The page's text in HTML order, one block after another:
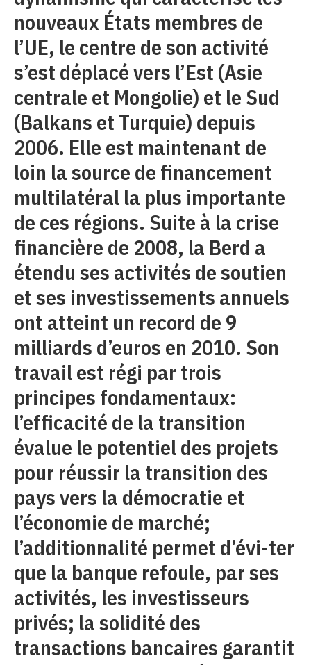
nouveaux États membres de
l’UE, le centre de son activité
s’est déplacé vers l’Est (Asie
centrale et Mongolie) et le Sud
(Balkans et Turquie) depuis
2006. Elle est maintenant de
loin la source de financement
multilatéral la plus importante
de ces régions. Suite à la crise
financière de 2008, la Berd a
étendu ses activités de soutien
et ses investissements annuels
ont atteint un record de 9
milliards d’euros en 2010. Son
travail est régi par trois
principes fondamentaux:
l’efficacité de la transition
évalue le potentiel des projets
pour réussir la transition des
pays vers la démocratie et
l’économie de marché;
l’additionnalité permet d’évi-ter
que la banque refoule, par ses
activités, les investisseurs
privés; la solidité des
transactions bancaires garantit